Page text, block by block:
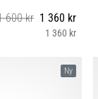
600 kr 1 360 kr
1 360 kr
46 46½ 47 48 Ny